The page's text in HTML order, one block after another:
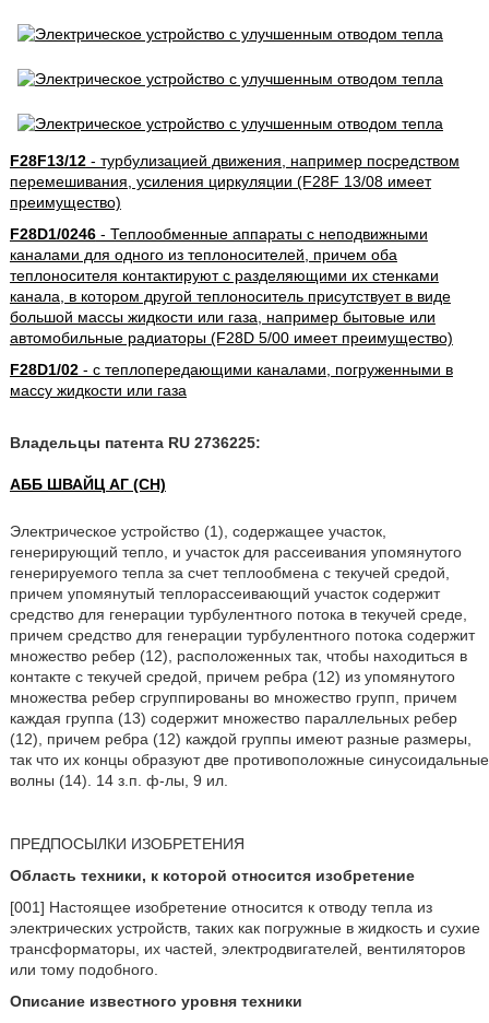
F28F13/12- турбулизацией движения, например посредством
перемешивания, усиления циркуляции (F28F 13/08 имеет
преимущество)
F28D1/0246- Теплообменные аппараты с неподвижными
каналами для одного из теплоносителей, причем оба
теплоносителя контактируют с разделяющими их стенками
канала, в котором другой теплоноситель присутствует в виде
большой массы жидкости или газа, например бытовые или
автомобильные радиаторы (F28D 5/00 имеет преимущество)
F28D1/02- с теплопередающими каналами, погруженными в
массу жидкости или газа
Владельцы патента RU 2736225:
АББ ШВАЙЦ АГ (CH)
Электрическое устройство (1), содержащее участок,
генерирующий тепло, и участок для рассеивания упомянутого
генерируемого тепла за счет теплообмена с текучей средой,
причем упомянутый теплорассеивающий участок содержит
средство для генерации турбулентного потока в текучей среде,
причем средство для генерации турбулентного потока содержит
множество ребер (12), расположенных так, чтобы находиться в
контакте с текучей средой, причем ребра (12) из упомянутого
множества ребер сгруппированы во множество групп, причем
каждая группа (13) содержит множество параллельных ребер
(12), причем ребра (12) каждой группы имеют разные размеры,
так что их концы образуют две противоположные синусоидальные
волны (14). 14 з.п. ф-лы, 9 ил.
ПРЕДПОСЫЛКИ ИЗОБРЕТЕНИЯ
Область техники, к которой относится изобретение
[001] Настоящее изобретение относится к отводу тепла из
электрических устройств, таких как погружные в жидкость и сухие
трансформаторы, их частей, электродвигателей, вентиляторов
или тому подобного.
Описание известного уровня техники